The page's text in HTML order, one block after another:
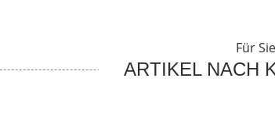
Für Sie
ARTIKEL NACH